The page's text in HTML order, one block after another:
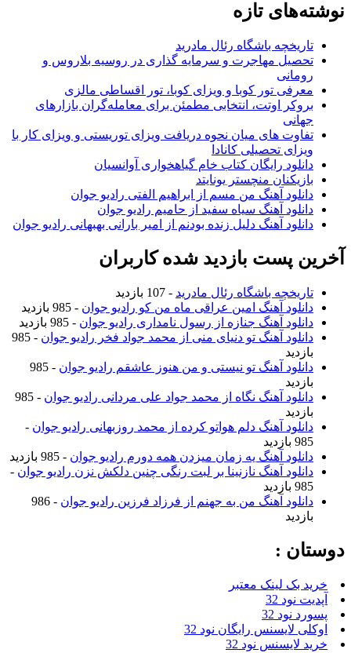
نوشته‌های تازه
تاریخچه باشگاه رئال مادرید
تحصیل مهاجرت و سرمایه گذاری در روسیه بلاروس و
رومانی
معرفی تور کوبا و ویزای کوبا، تور اقساطی مالزی
بروکر اوتت، انتخابی مطمئن برای معامله‌گران بازارهای
جهانی
تفاوت های میان نحوه دریافت ویزای توریستی و ویزای کار با
ویزای تحصیلی کانادا
دانلود رایگان کتاب خام گیاهخواری آوانسیان
بازیکنان منچستر یونایتد
دانلود آهنگ من مسم از ابراهیم الفتی رادیو جوان
دانلود آهنگ سیاه سفید از حامیم رادیو جوان
دانلود آهنگ دلیل زنده بودنم از امیر بارانی بهبهانی رادیو جوان
آخرین پست بازدید شده کاربران
تاریخچه باشگاه رئال مادرید - 107 بازدید
دانلود آهنگ امین عراقی ماه من کو رادیو جوان - 985 بازدید
دانلود آهنگ جنازه از رسول نامداری رادیو جوان - 985 بازدید
دانلود آهنگ تو دنیای منی از محمد جواد فخر رادیو جوان
- 985
بازدید
دانلود آهنگ تو نیستی و من هنوز عاشقم رادیو جوان
- 985
بازدید
دانلود آهنگ نگاه از محمد جواد علی مردانی رادیو جوان
- 985
بازدید
دانلود آهنگ دلم هواتو کرده از محمد روزبهانی رادیو جوان -
985 بازدید
دانلود آهنگ یه زمان میزدن همه دورم رادیو جوان - 985 بازدید
دانلود آهنگ نازنینا بر لبت رنگی چنین دلکش نزن رادیو جوان -
985 بازدید
دانلود آهنگ من به جهنم از فرزاد فرزین رادیو جوان
- 986
بازدید
دوستان :
خرید بک لینک معتبر
آپدیت نود 32
پسورد نود 32
اوکلی لایسنس رایگان نود 32
خرید لایسنس نود 32